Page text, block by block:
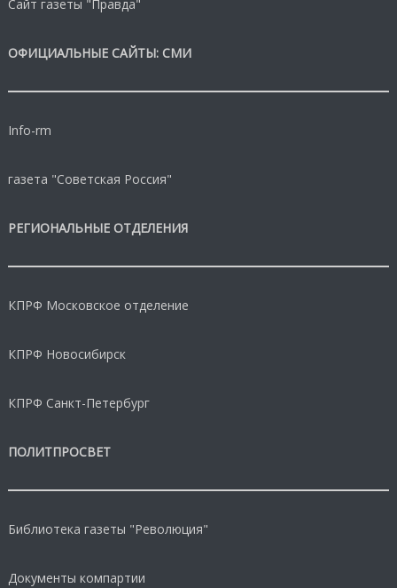
Сайт газеты "Правда"
ОФИЦИАЛЬНЫЕ САЙТЫ: СМИ
Info-rm
газета "Советская Россия"
РЕГИОНАЛЬНЫЕ ОТДЕЛЕНИЯ
КПРФ Московское отделение
КПРФ Новосибирск
КПРФ Санкт-Петербург
ПОЛИТПРОСВЕТ
Библиотека газеты "Революция"
Документы компартии